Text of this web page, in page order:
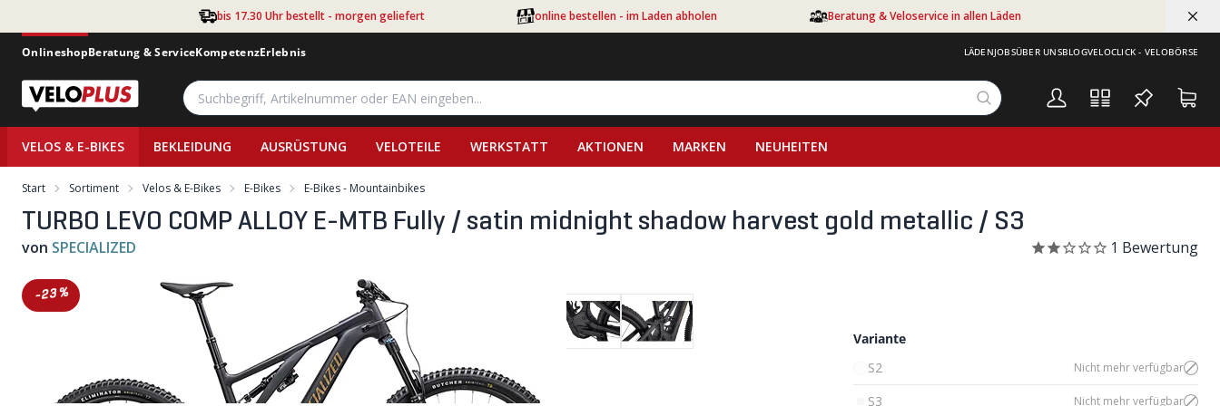
bis 17.30 Uhr bestellt - morgen geliefert online bestellen - im Laden abholen Beratung & Veloservice in allen Läden
OnlineshopBeratung & ServiceKompetenzErlebnis LÄDENJOBSÜBER UNSBLOGVELOCLICK - VELOBÖRSE
VELOS & E-BIKES BEKLEIDUNG AUSRÜSTUNG VELOTEILE WERKSTATT AKTIONEN MARKEN NEUHEITEN
Start Sortiment Velos & E-Bikes E-Bikes E-Bikes - Mountainbikes
TURBO LEVO COMP ALLOY E-MTB Fully / satin midnight shadow harvest gold metallic / S3
von SPECIALIZED 1 Bewertung
-23%
Variante
S2
Nicht mehr verfügbar
S3 Nicht mehr verfügbar